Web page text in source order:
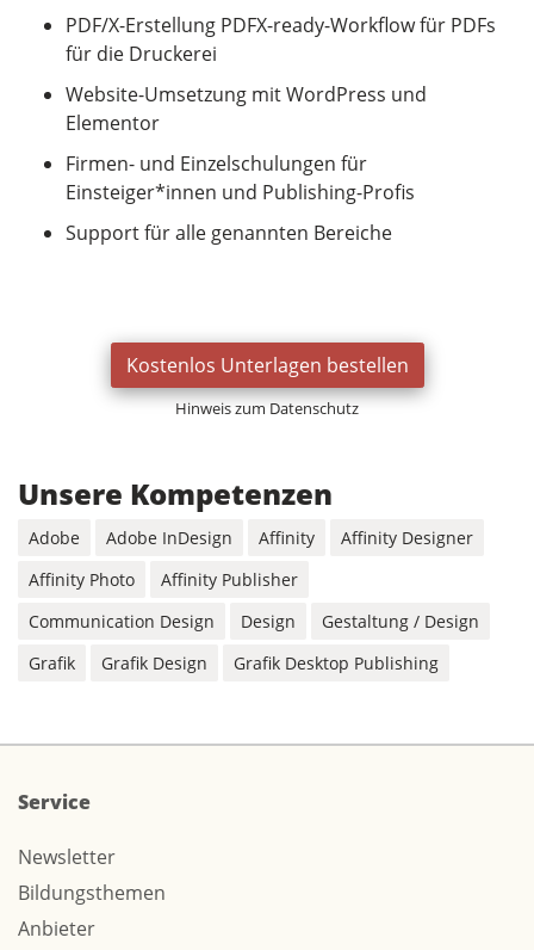
PDF/X-Erstellung PDFX-ready-Workflow für PDFs
für die Druckerei
Website-Umsetzung mit WordPress und
Elementor
Firmen- und Einzelschulungen für
Einsteiger*innen und Publishing-Profis
Support für alle genannten Bereiche
Kostenlos Unterlagen bestellen
Hinweis zum Datenschutz
Unsere Kompetenzen
Adobe Adobe InDesign Affinity
Affinity Designer
Affinity Photo
Affinity Publisher
Communication Design
Design
Gestaltung / Design
Grafik
Grafik Design Grafik Desktop Publishing
Service
Newsletter
Bildungsthemen
Anbieter